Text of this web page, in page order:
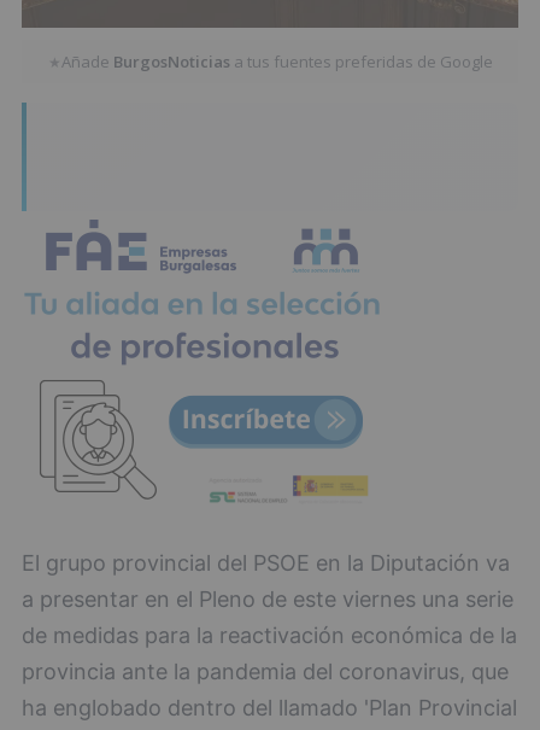
★Añade BurgosNoticias a tus fuentes preferidas de Google
El grupo provincial del PSOE en la Diputación va
a presentar en el Pleno de este viernes una serie
de medidas para la reactivación económica de la
provincia ante la pandemia del coronavirus, que
ha englobado dentro del llamado 'Plan Provincial